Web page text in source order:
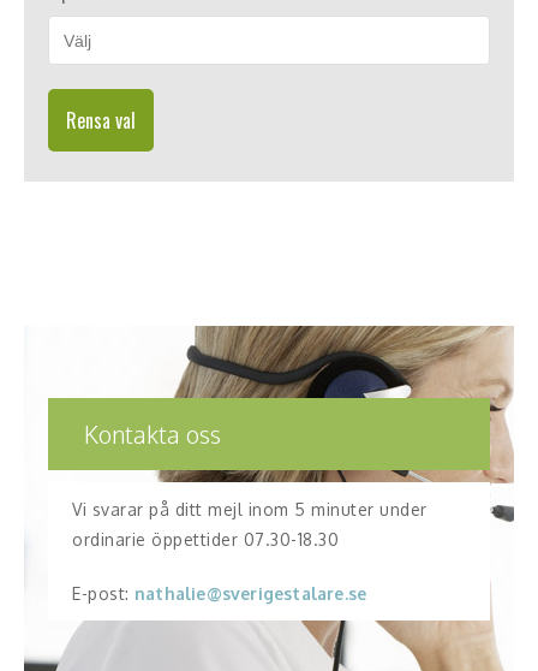
Rensa val
Kontakta oss
Vi svarar på ditt mejl inom 5 minuter under
ordinarie öppettider 07.30-18.30
E-post: nathalie@sverigestalare.se